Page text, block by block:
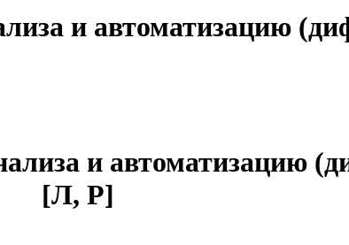
и автоматизацию
и автоматизацию
[Л, Р]